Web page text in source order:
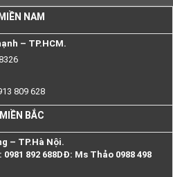
MIỀN NAM
– TP.HCM.
809 628
MIỀN BẮC
– TP.Hà Nội.
892 688DĐ: Ms Thảo 0988 498